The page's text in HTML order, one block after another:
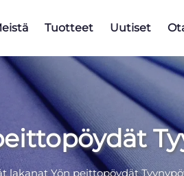
Tuotteet Uutiset
lakanat Yön peittopöydät